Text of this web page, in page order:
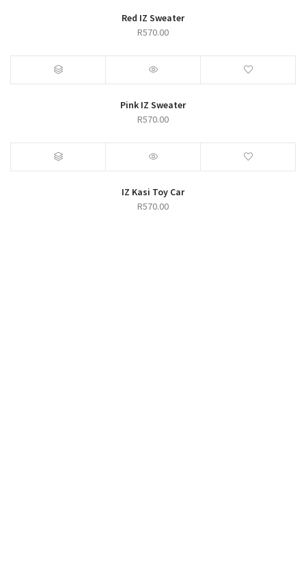
Red IZ Sweater
R570.00
Pink IZ Sweater
R570.00
IZ Kasi Toy Car
R570.00